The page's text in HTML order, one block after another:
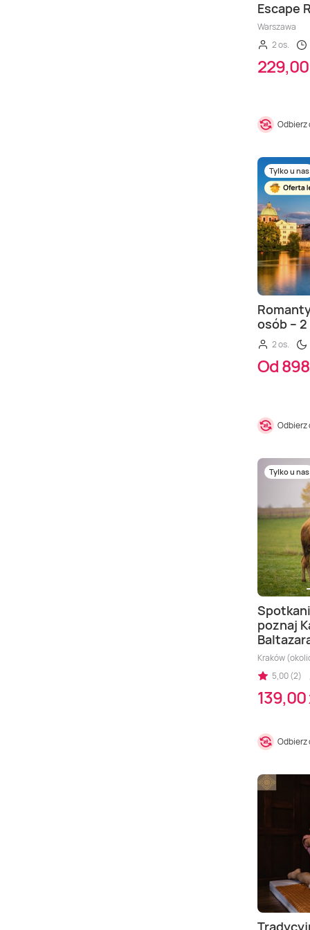
Escape
Warszawa
2 os.
229,00
Odbierz
Tylko u nas
osób –
2 os.
Od
Odbierz
Tylko u nas
poznaj
Kraków
5,00 (2)
139,00
Odbierz